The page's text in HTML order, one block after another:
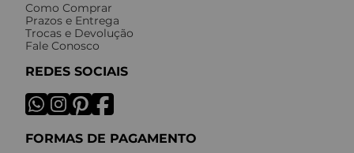
Como Comprar
Prazos e Entrega
Trocas e Devolução
Fale Conosco
REDES SOCIAIS
FORMAS DE PAGAMENTO